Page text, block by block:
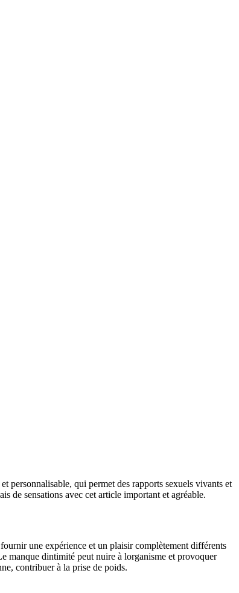
personnalisable, qui permet des rapports sexuels vivants et
de sensations avec cet article important et agréable.
une expérience et un plaisir complètement différents
manque dintimité peut nuire à lorganisme et provoquer
contribuer à la prise de poids.